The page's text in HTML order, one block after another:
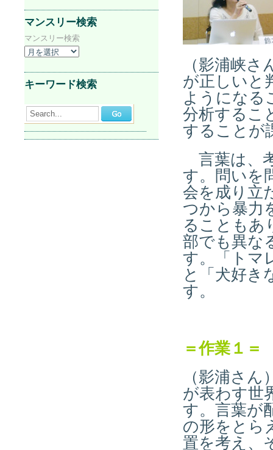
（影浦峡
が正しいと
ようになる
分析するこ
することが
言葉は、
す。問いを
会を成り立
つから暴力
ることもあ
部でも異な
す。「トマ
と「犬好き
す。
＝作業１＝
（影浦さ
が表わす世
す。言葉が
の形をとら
置を考え、
マンスリー検索
マンスリー検索
キーワード検索
Search...